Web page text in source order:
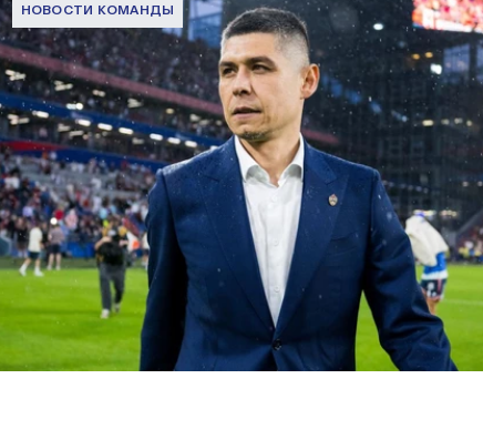
НОВОСТИ КОМАНДЫ
Дмитрий Игдисамов о формировании тренерского штаба
1 ИЮНЯ 2026 16:57